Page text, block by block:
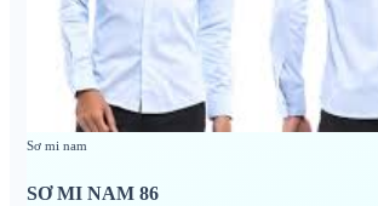
Sơ mi nam
SƠ MI NAM 86